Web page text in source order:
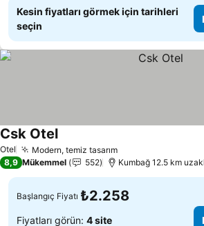
Kesin fiyatları görmek için tarihleri
seçin
Otel Modern, temiz tasarım
Csk Otel
8,9 Mükemmel 552 Kumbağ 12.5 km
Başlangıç Fiyatı ₺2.258
Fiyatları görün: 4 site